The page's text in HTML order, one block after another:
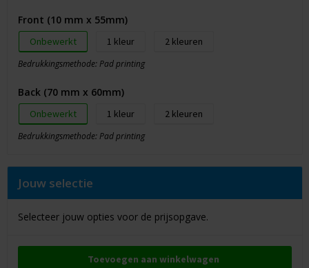
Front (10 mm x 55mm)
Onbewerkt 1 2
Bedrukkingsmethode: Pad printing
Back (70 mm x 60mm)
Onbewerkt 1 2
Bedrukkingsmethode: Pad printing
Jouw selectie
Selecteer jouw opties voor de prijsopgave.
Toevoegen aan winkelwagen